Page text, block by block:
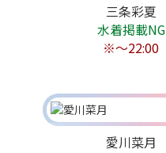
三条彩夏
水着掲載NG
※〜22:00
愛川菜月